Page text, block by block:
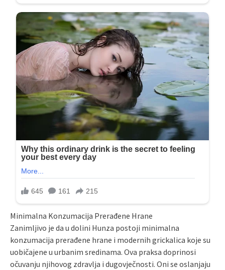
Minimalna Konzumacija Prerađene Hrane
Zanimljivo je da u dolini Hunza postoji minimalna
konzumacija prerađene hrane i modernih grickalica koje su
uobičajene u urbanim sredinama. Ova praksa doprinosi
očuvanju njihovog zdravlja i dugovječnosti. Oni se oslanjaju